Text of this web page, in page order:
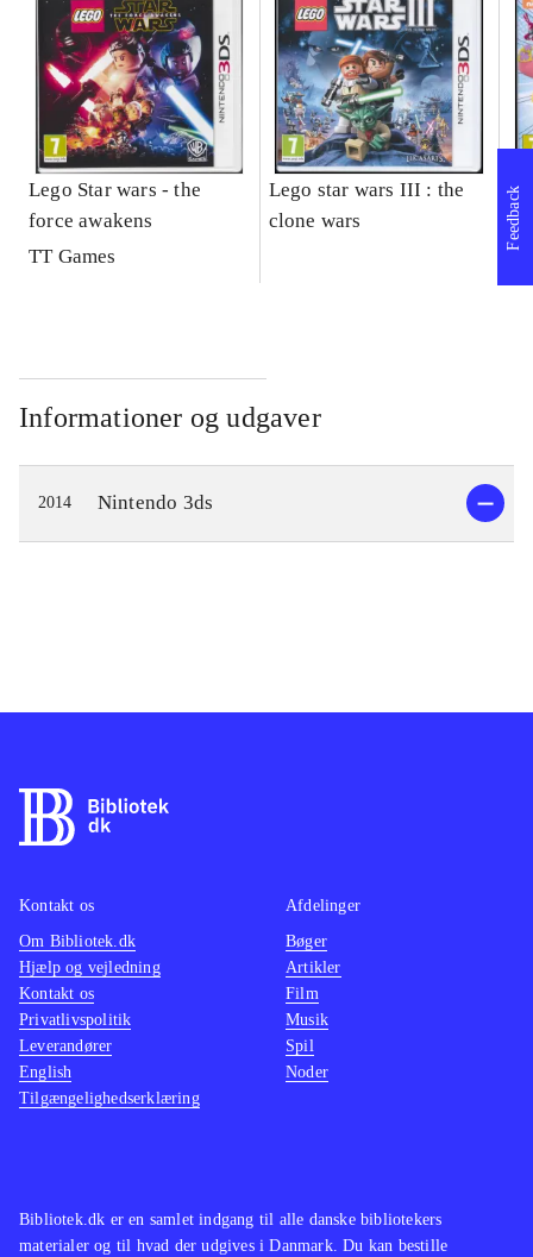
Lego Star wars - the
force awakens
TT Games
Lego star wars III : the
clone wars
Informationer og udgaver
2014 Nintendo 3ds
Feedback
Bibliotek.dk er en samlet indgang til alle danske bibliotekers
materialer og til hvad der udgives i Danmark. Du kan bestille
Kontakt os
Om Bibliotek.dk
Hjælp og vejledning
Kontakt os
Privatlivspolitik
Leverandører
English
Tilgængelighedserklæring
Afdelinger
Bøger
Artikler
Film
Musik
Spil
Noder